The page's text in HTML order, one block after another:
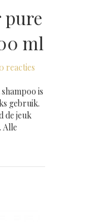
pure
ml
reacties
is
gebruik.
de jeuk
Alle